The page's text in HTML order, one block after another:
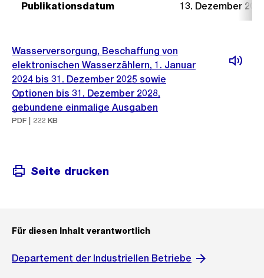
Publikationsdatum 13. Dezember
Wasserversorgung, Beschaffung von
elektronischen Wasserzählern, 1. Januar
2024 bis 31. Dezember 2025 sowie
Optionen bis 31. Dezember 2028,
gebundene einmalige Ausgaben
PDF | 222 KB
Seite drucken
Für diesen Inhalt verantwortlich
Departement der Industriellen Betriebe